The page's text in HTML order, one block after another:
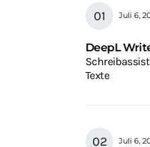
Juli 6,
DeepL
Texte
Juli 6,